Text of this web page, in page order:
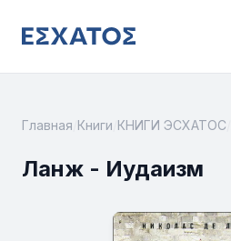
Главная Книги КНИГИ ЭСХАТОС
Ланж - Иудаизм